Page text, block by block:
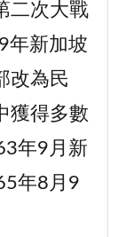
二次大戰
年新加坡
改為民
獲得多數
年9月新
年8月9